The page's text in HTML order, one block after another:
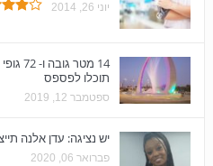
יוני 26, 2014
14
תוכלו לפספס
ספטמבר 12, 2019
יש נציגה: עדן אלנה תייצג
פברואר 06, 2020